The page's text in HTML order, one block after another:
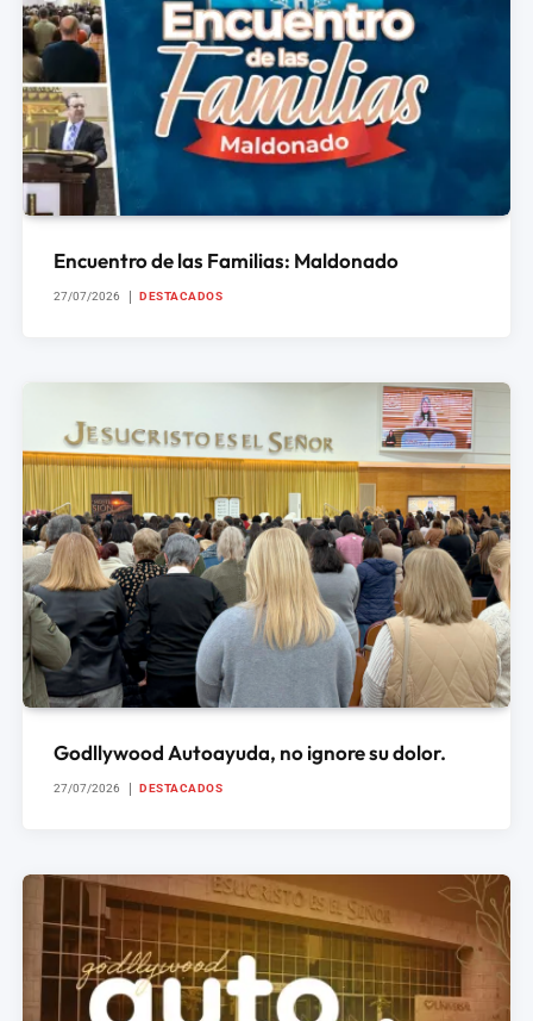
Encuentro de las Familias: Maldonado
27/07/2026 DESTACADOS
Godllywood Autoayuda, no ignore su dolor.
27/07/2026 DESTACADOS